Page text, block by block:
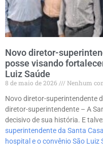
Novo diretor-
posse visando
Luiz Saúde
8 de maio de 2026
Nenhum
Novo diretor-superintendente
diretor-superintendente – A
decisivo de sua história. E
superintendente da Santa
hospital e o convênio São Luiz